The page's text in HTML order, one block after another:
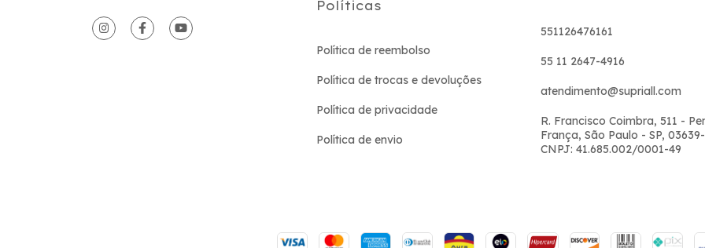
Políticas
Política de reembolso
Política de trocas e devoluções
Política de privacidade
Política de envio
551126476161
55 11 2647-4916
atendimento@supriall.com
R. Francisco Coimbra, 511 -
França, São Paulo - SP,
CNPJ: 41.685.002/0001-49